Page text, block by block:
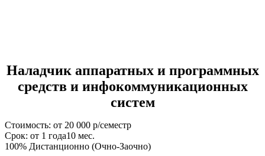
Наладчик аппаратных и программных
средств и инфокоммуникационных
систем
Стоимость: от 20 000 р/семестр
Срок: от 1 года10 мес.
100% Дистанционно (Очно-Заочно)